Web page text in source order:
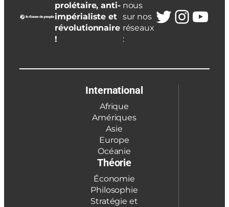
prolétaire, anti-
impérialiste et
révolutionnaire
!
nous
sur nos
réseaux
:
Twitter
International
Afrique
Amériques
Asie
Europe
Océanie
Théorie
Économie
Philosophie
Stratégie et